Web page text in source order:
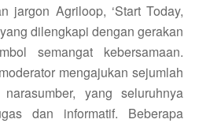
jargon Agriloop, ‘Start Today,
dilengkapi dengan gerakan
semangat kebersamaan.
mengajukan sejumlah
yang seluruhnya
dan informatif. Beberapa